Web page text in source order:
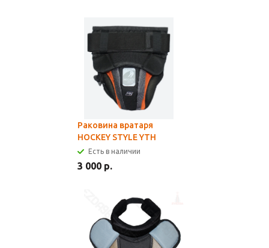
Раковина вратаря
HOCKEY STYLE YTH
Есть в наличии
3 000 р.